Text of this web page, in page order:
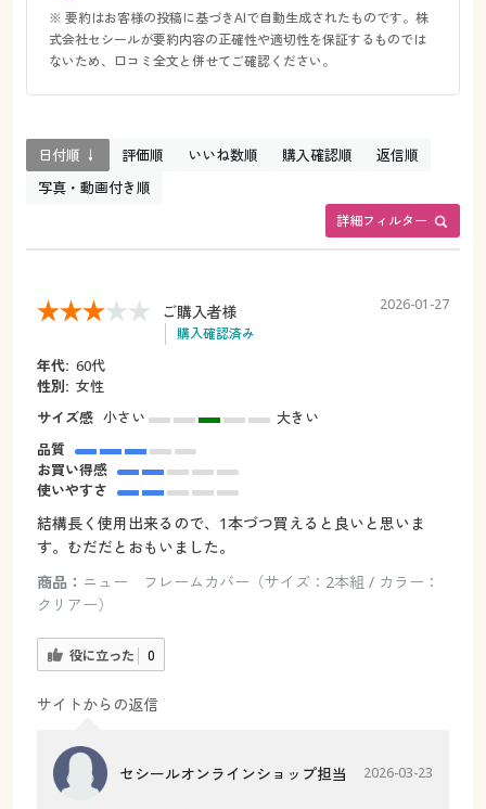
※ 要約はお客様の投稿に基づきAIで自動生成されたものです。株
式会社セシールが要約内容の正確性や適切性を保証するものでは
ないため、口コミ全文と併せてご確認ください。
詳細フィルター
日付順 ↓ 評価順 いいね数順 購入確認順
返信順
写真・動画付き順
ご購入者様
購入確認済み
2026-01-27
年代: 60代
性別: 女性
サイズ感 小さい
大きい
品質
お買い得感
使いやすさ
結構長く使用出来るので、1本づつ買えると良いと思いま
す。むだだとおもいました。
商品： ニュー フレームカバー（サイズ：2本組 / カラー：
クリアー）
役に立った 0
サイトからの返信
セシールオンラインショップ担当 2026-03-23